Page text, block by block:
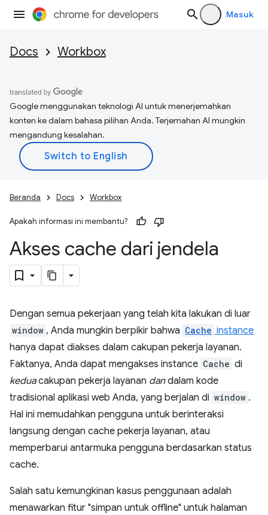
Masuk
Docs Workbox
Google menggunakan teknologi AI untuk menerjemahkan
konten ke dalam bahasa pilihan Anda. Terjemahan AI mungkin
mengandung kesalahan.
Beranda Docs Workbox
Apakah informasi ini membantu?
Akses cache dari jendela
Dengan semua pekerjaan yang telah kita lakukan di luar
window , Anda mungkin berpikir bahwa Cache instance
hanya dapat diakses dalam cakupan pekerja layanan.
Faktanya, Anda dapat mengakses instance Cache di
keduacakupan pekerja layanan dandalam kode
tradisional aplikasi web Anda, yang berjalan di window .
Hal ini memudahkan pengguna untuk berinteraksi
langsung dengan cache pekerja layanan, atau
memperbarui antarmuka pengguna berdasarkan status
cache.
Salah satu kemungkinan kasus penggunaan adalah
menawarkan fitur "simpan untuk offline" untuk halaman